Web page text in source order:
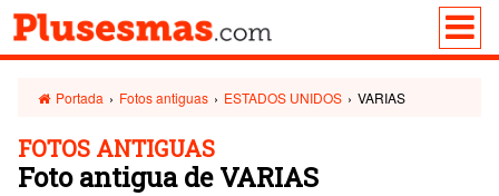
Portada › Fotos antiguas › ESTADOS UNIDOS › VARIAS
FOTOS ANTIGUAS
Foto antigua de VARIAS